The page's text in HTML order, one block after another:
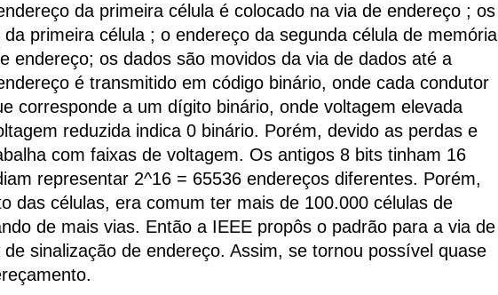
da primeira célula é colocado na via de endereço ; os
primeira célula ; o endereço da segunda célula de memória
endereço; os dados são movidos da via de dados até a
é transmitido em código binário, onde cada condutor
corresponde a um dígito binário, onde voltagem elevada
reduzida indica 0 binário. Porém, devido as perdas e
com faixas de voltagem. Os antigos 8 bits tinham 16
representar 2^16 = 65536 endereços diferentes. Porém,
das células, era comum ter mais de 100.000 células de
de mais vias. Então a IEEE propôs o padrão para a via de
sinalização de endereço. Assim, se tornou possível quase